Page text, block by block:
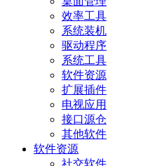
效率工具
系统装机
驱动程序
系统工具
软件资源
扩展插件
电视应用
接口源仓
其他软件
软件资源
社交软件